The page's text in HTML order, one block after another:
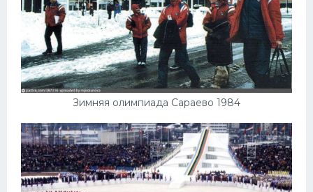
Зимняя олимпиада Сараево 1984